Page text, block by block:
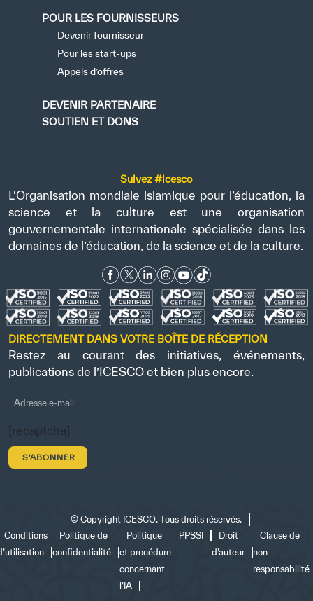
POUR LES FOURNISSEURS
Devenir fournisseur
Pour les start-ups
Appels d’offres
DEVENIR PARTENAIRE
SOUTIEN ET DONS
Suivez #icesco
L’Organisation mondiale islamique pour l’éducation, la
science et la culture est une organisation
gouvernementale internationale spécialisée dans les
domaines de l’éducation, de la science et de la culture.
DIRECTEMENT DANS VOTRE BOÎTE DE RÉCEPTION
Restez au courant des initiatives, événements,
publications de l’ICESCO et bien plus encore.
[recaptcha]
© Copyright ICESCO. Tous droits réservés.
Conditions
Politique de
confidentialité
Politique
et procédure
concernant
l’IA
PPSSI
Droit
d’auteur
Clause de
non-
responsabilité